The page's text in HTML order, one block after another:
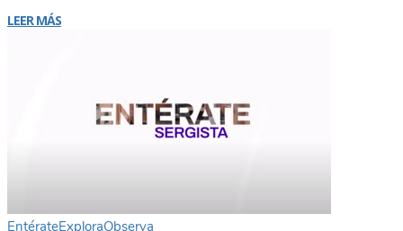
LEER MÁS
EntérateExploraObserva